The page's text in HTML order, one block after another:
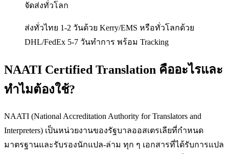
จัดส่งทั่วโลก
ส่งทั่วไทย 1-2 วันด้วย Kerry/EMS หรือทั่วโลกด้วย
DHL/FedEx 5-7 วันทำการ พร้อม Tracking
NAATI Certified Translation คืออะไรและ
ทำไมต้องใช้?
NAATI (National Accreditation Authority for Translators and
Interpreters) เป็นหน่วยงานของรัฐบาลออสเตรเลียที่กำหนด
มาตรฐานและรับรองนักแปล-ล่าม ทุก ๆ เอกสารที่ได้รับการแปล